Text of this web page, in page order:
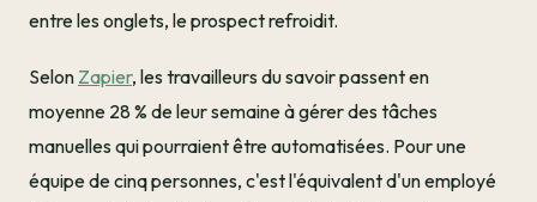
entre les onglets, le prospect refroidit.
Selon Zapier, les travailleurs du savoir passent en
moyenne 28 % de leur semaine à gérer des tâches
manuelles qui pourraient être automatisées. Pour une
équipe de cinq personnes, c'est l'équivalent d'un employé